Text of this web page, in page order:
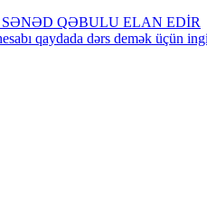
QƏBULU ELAN EDİR
qaydada dərs demək üçün